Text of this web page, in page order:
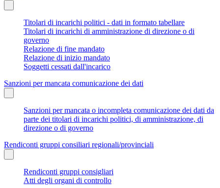
Titolari di incarichi politici - dati in formato tabellare
Titolari di incarichi di amministrazione di direzione o di
governo
Relazione di fine mandato
Relazione di inizio mandato
Soggetti cessati dall'incarico
Sanzioni per mancata comunicazione dei dati
Sanzioni per mancata o incompleta comunicazione dei dati da
parte dei titolari di incarichi politici, di amministrazione, di
direzione o di governo
Rendiconti gruppi consiliari regionali/provinciali
Rendiconti gruppi consigliari
Atti degli organi di controllo